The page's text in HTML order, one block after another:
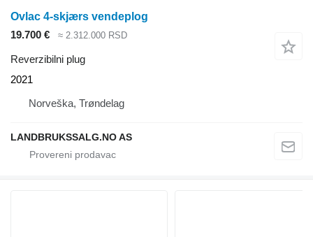
Ovlac 4-skjærs vendeplog
19.700 €
≈ 2.312.000 RSD
Reverzibilni plug
2021
Norveška, Trøndelag
LANDBRUKSSALG.NO AS